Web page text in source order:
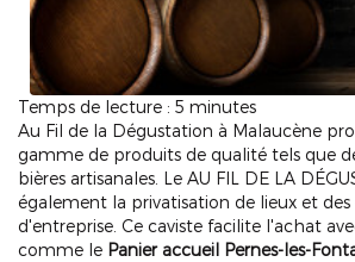
Temps de lecture : 5 minutes
Au Fil de la Dégustation à Malaucène
gamme de produits de qualité tels que
bières artisanales. Le AU FIL DE LA
également la privatisation de lieux et des
d'entreprise. Ce caviste facilite l'achat
comme le Panier accueil Pernes-les-